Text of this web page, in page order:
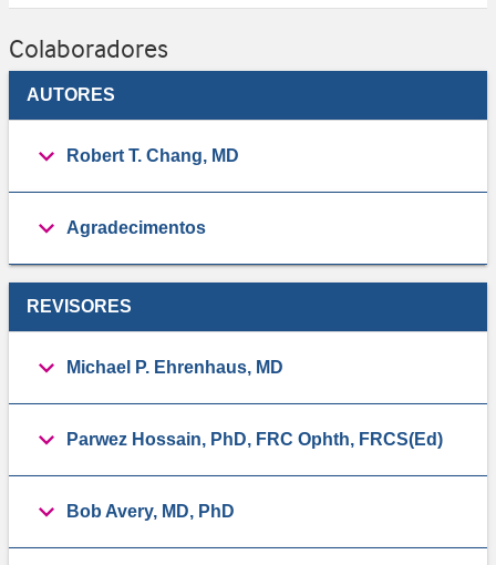
Colaboradores
AUTORES
Robert T. Chang, MD
Agradecimentos
REVISORES
Michael P. Ehrenhaus, MD
Parwez Hossain, PhD, FRC Ophth, FRCS(Ed)
Bob Avery, MD, PhD